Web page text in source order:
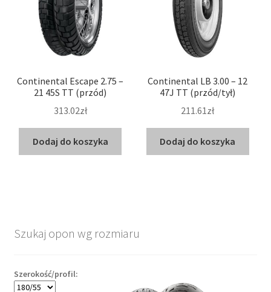
Continental Escape 2.75 –
21 45S TT (przód)
313.02zł
Dodaj do koszyka
Continental LB 3.00 – 12
47J TT (przód/tył)
211.61zł
Dodaj do koszyka
Szukaj opon wg rozmiaru
Szerokość/profil: